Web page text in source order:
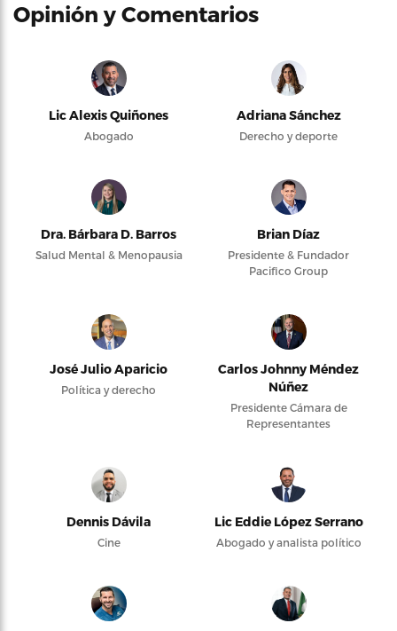
Opinión y Comentarios
Lic Alexis Quiñones
Abogado
Adriana Sánchez
Derecho y deporte
Dra. Bárbara D. Barros
Salud Mental & Menopausia
Brian Díaz
Presidente & Fundador
Pacifico Group
José Julio Aparicio
Política y derecho
Carlos Johnny Méndez
Núñez
Presidente Cámara de
Representantes
Dennis Dávila
Cine
Lic Eddie López Serrano
Abogado y analista político